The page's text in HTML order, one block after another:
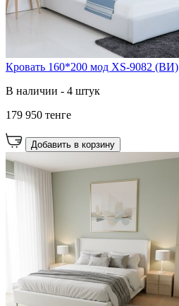
Кровать 160*200 мод XS-9082 (ВИ)
В наличии - 4 штук
179 950 тенге
Добавить в корзину